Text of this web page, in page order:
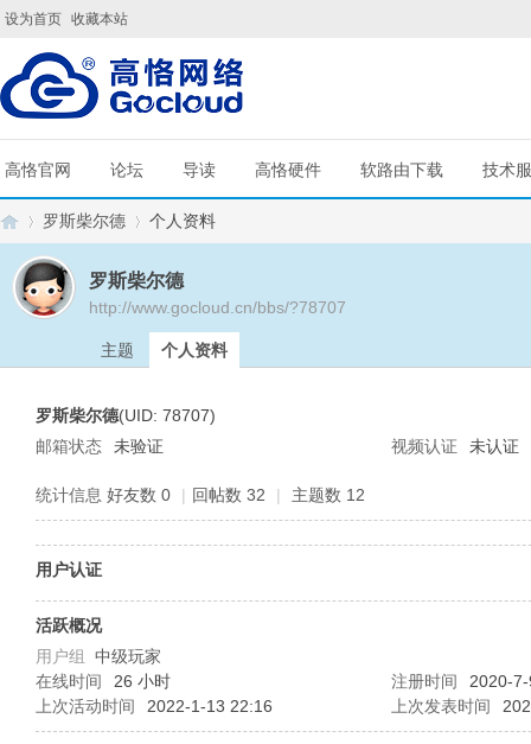
设为首页 收藏本站
高恪官网 论坛 导读 高恪硬件 软路由下载 技术
罗斯柴尔德 个人资料
罗斯柴尔德
http://www.gocloud.cn/bbs/?78707
主题 个人资料
罗斯柴尔德(UID: 78707)
邮箱状态
未验证 视频认证 未认证
统计信息 好友数 0 | 回帖数 32 | 主题数 12
用户认证
活跃概况
用户组 中级玩家
在线时间
26 小时 注册时间
2020-
上次活动时间
2022-1-13 22:16 上次发表时间